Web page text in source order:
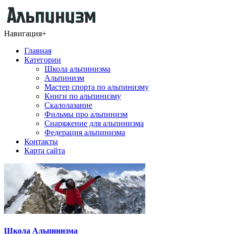
Навигация+
Главная
Категории
Школа альпинизма
Альпинизм
Мастер спорта по альпинизму
Книги по альпинизму
Скалолазание
Фильмы про альпинизм
Снаряжение для альпинизма
Федерация альпинизма
Контакты
Карта сайта
Школа Альпинизма